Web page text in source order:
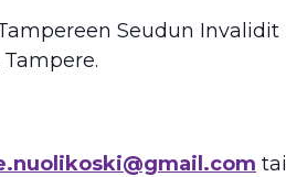
Seudun Invalidit
tai